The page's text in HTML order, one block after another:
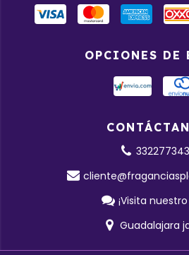
OPCIONES DE
¡Visita
Guadalajara